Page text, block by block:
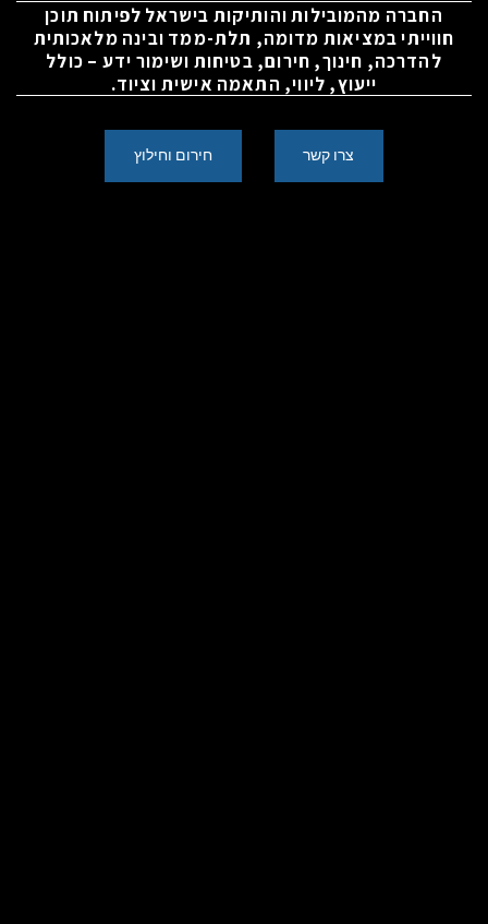
החברה מהמובילות והותיקות בישראל לפיתוח תוכן
חווייתי במציאות מדומה, תלת-ממד ובינה מלאכותית
להדרכה, חינוך, חירום, בטיחות ושימור ידע – כולל
ייעוץ, ליווי, התאמה אישית וציוד.
צרו קשר חירום וחילוץ